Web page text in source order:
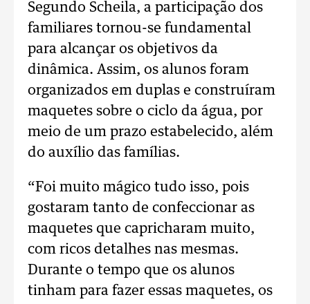
Segundo Scheila, a participação dos
familiares tornou-se fundamental
para alcançar os objetivos da
dinâmica. Assim, os alunos foram
organizados em duplas e construíram
maquetes sobre o ciclo da água, por
meio de um prazo estabelecido, além
do auxílio das famílias.
“Foi muito mágico tudo isso, pois
gostaram tanto de confeccionar as
maquetes que capricharam muito,
com ricos detalhes nas mesmas.
Durante o tempo que os alunos
tinham para fazer essas maquetes, os